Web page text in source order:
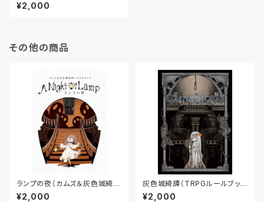
¥2,000
その他の商品
ランプの夜（カムズ＆灰色城綺譚
シナリオブック）
¥2,000
灰色城綺譚（TRPGルールブッ
ク）
¥2,000